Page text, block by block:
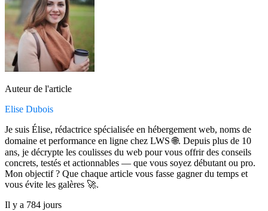
Auteur de l'article
Elise Dubois
Je suis Élise, rédactrice spécialisée en hébergement web, noms de
domaine et performance en ligne chez LWS 🌐. Depuis plus de 10
ans, je décrypte les coulisses du web pour vous offrir des conseils
concrets, testés et actionnables — que vous soyez débutant ou pro.
Mon objectif ? Que chaque article vous fasse gagner du temps et
vous évite les galères 🚀.
Il y a 784 jours